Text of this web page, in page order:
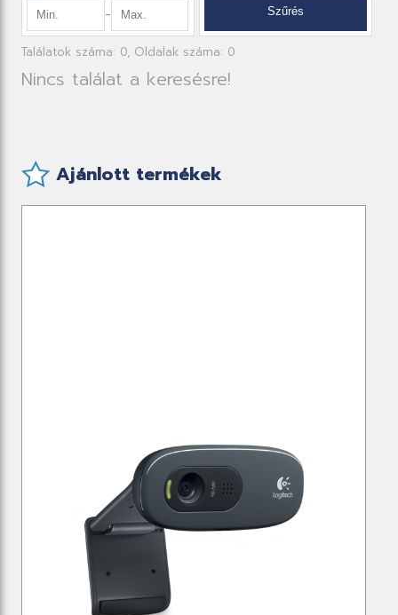
-
Találatok száma: 0, Oldalak száma: 0
Nincs találat a keresésre!
Ajánlott termékek